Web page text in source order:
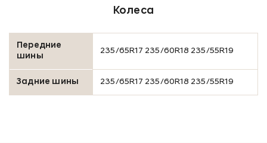
Колеса
Передние
шины
235/65R17 235/60R18 235/55R19
Задние шины 235/65R17 235/60R18 235/55R19